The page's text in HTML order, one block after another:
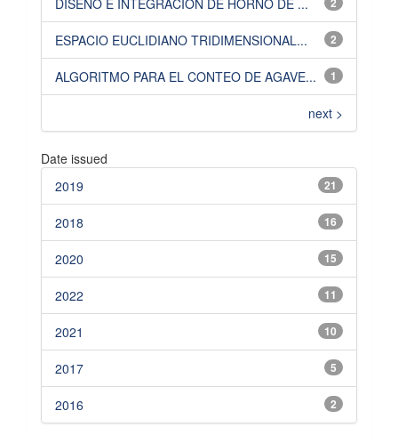
2
ESPACIO EUCLIDIANO TRIDIMENSIONAL...
1
ALGORITMO PARA EL CONTEO DE AGAVE...
next >
Date issued
21
2019
16
2018
15
2020
11
2022
10
2021
5
2017
2
2016